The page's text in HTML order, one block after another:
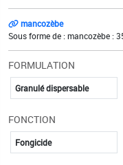
mancozèbe
Sous forme de : mancozèbe :
FORMULATION
Granulé dispersable
FONCTION
Fongicide